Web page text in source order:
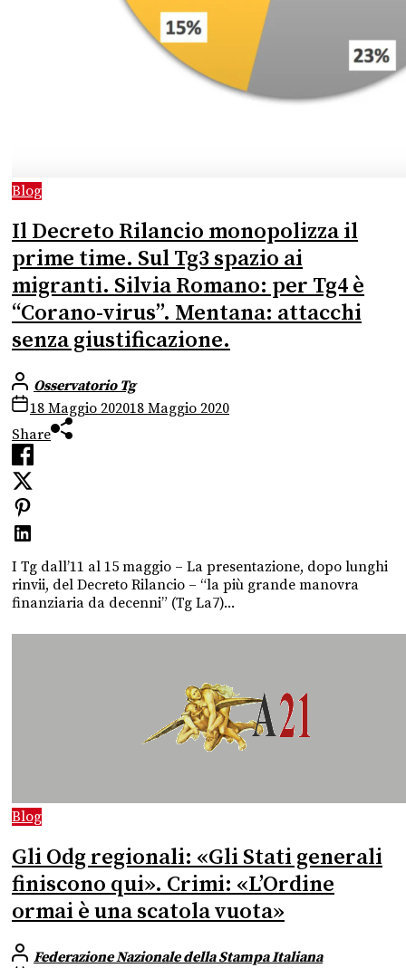
Blog
Il Decreto Rilancio monopolizza il
prime time. Sul Tg3 spazio ai
migranti. Silvia Romano: per Tg4 è
“Corano-virus”. Mentana: attacchi
senza giustificazione.
Osservatorio Tg
18 Maggio 202018 Maggio 2020
Share
I Tg dall’11 al 15 maggio – La presentazione, dopo lunghi
rinvii, del Decreto Rilancio – “la più grande manovra
finanziaria da decenni” (Tg La7)...
Blog
Gli Odg regionali: «Gli Stati generali
finiscono qui». Crimi: «L’Ordine
ormai è una scatola vuota»
Federazione Nazionale della Stampa Italiana